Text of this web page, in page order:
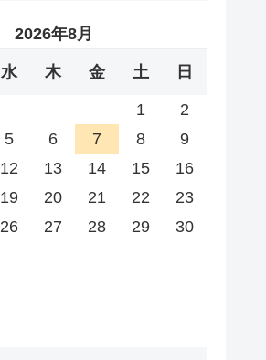
2026年8月
水 木 金 土 日
1
2
5 6 7 8
9
12 13 14 15
16
19 20 21 22
23
26 27 28 29
30